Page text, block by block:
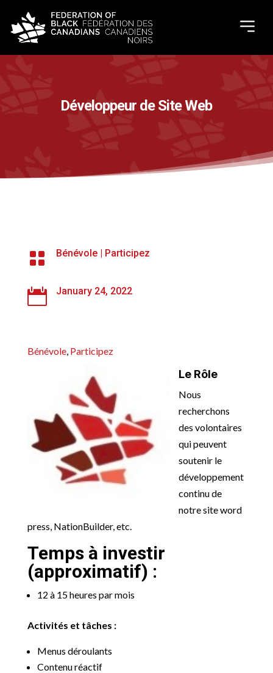
Développeur de Site Web
 Bénévole| Participez
 January 24, 2022
Bénévole, Participez
Le Rôle
Nous
recherchons
des volontaires
qui peuvent
soutenir le
développement
continu de
notre site word
press, NationBuilder, etc.
Temps à investir
(approximatif) :
12 à 15 heures par mois
Activités et tâches :
Menus déroulants
Contenu réactif